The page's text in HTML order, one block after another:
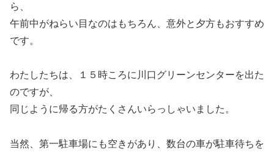
ら、
午前中がねらい目なのはもちろん、意外と夕方もおすすめ
です。
わたしたちは、１５時ころに川口グリーンセンターを出た
のですが、
同じように帰る方がたくさんいらっしゃいました。
当然、第一駐車場にも空きがあり、数台の車が駐車待ちを